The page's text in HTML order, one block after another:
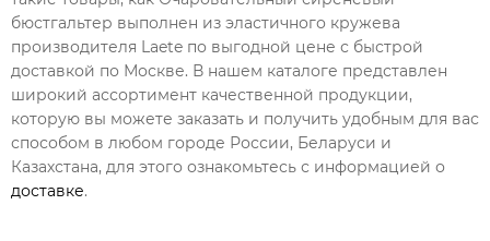
бюстгальтер выполнен из эластичного кружева
производителя Laete по выгодной цене с быстрой
доставкой по Москве. В нашем каталоге представлен
широкий ассортимент качественной продукции,
которую вы можете заказать и получить удобным для вас
способом в любом городе России, Беларуси и
Казахстана, для этого ознакомьтесь с информацией о
доставке.